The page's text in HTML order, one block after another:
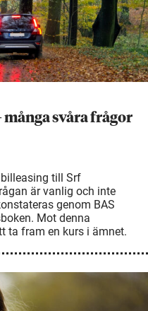
svåra frågor
till Srf
är vanlig och inte
genom BAS
Mot denna
ta fram en kurs i ämnet.